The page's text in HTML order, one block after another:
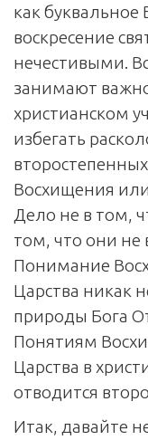
как
воскресение
нечестивыми.
занимают
христианском
избегать
Восхищения или
Дело не в том,
том, что они не
Понимание
Царства никак
природы Бога
Понятиям
Царства в
отводится
Итак, давайте